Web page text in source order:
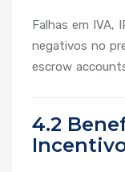
Falhas em IVA,
negativos no
escrow
4.2